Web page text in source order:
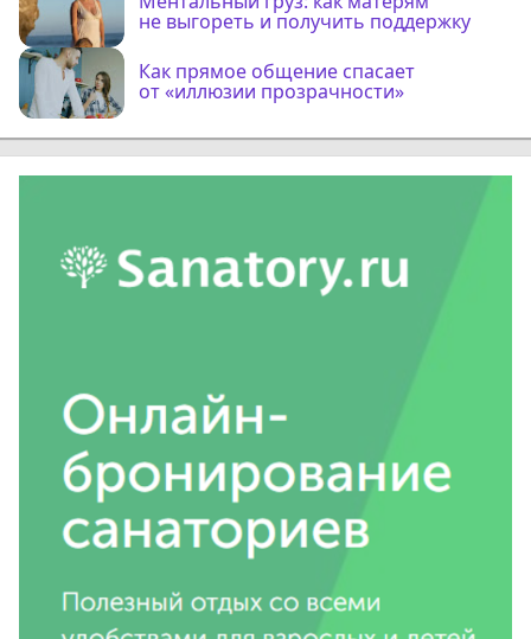
не выгореть и получить поддержку
Как прямое общение спасает
от «иллюзии прозрачности»